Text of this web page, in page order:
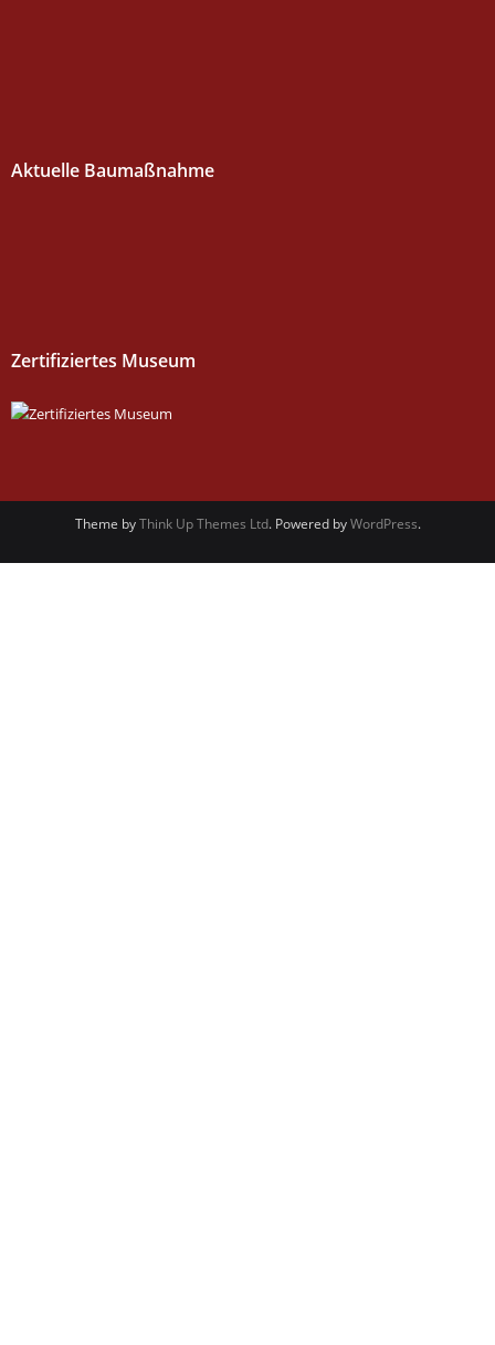
Aktuelle Baumaßnahme
Zertifiziertes Museum
Theme byThink Up Themes Ltd. Powered byWordPress.